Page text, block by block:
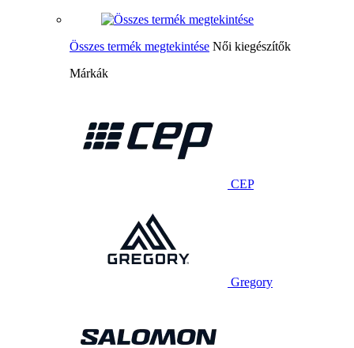
Összes termék megtekintése Női kiegészítők
Márkák
CEP
Gregory